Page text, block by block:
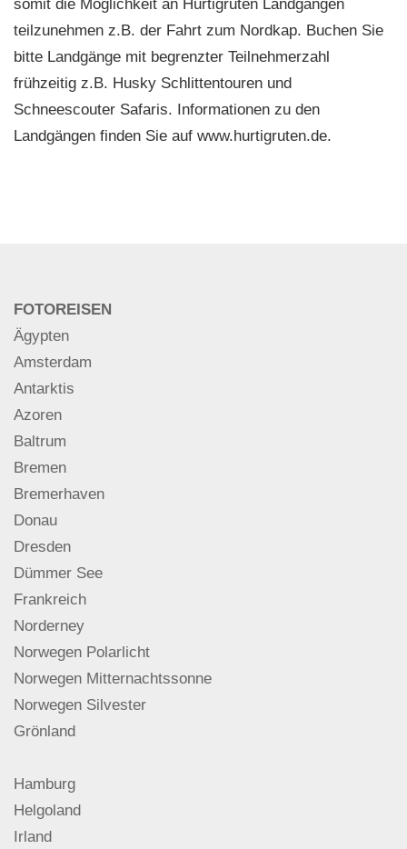
somit die Möglichkeit an Hurtigruten Landgängen
teilzunehmen z.B. der Fahrt zum Nordkap. Buchen Sie
bitte Landgänge mit begrenzter Teilnehmerzahl
frühzeitig z.B. Husky Schlittentouren und
Schneescouter Safaris. Informationen zu den
Landgängen finden Sie auf www.hurtigruten.de.
FOTOREISEN
Ägypten
Amsterdam
Antarktis
Azoren
Baltrum
Bremen
Bremerhaven
Donau
Dresden
Dümmer See
Frankreich
Norderney
Norwegen Polarlicht
Norwegen Mitternachtssonne
Norwegen Silvester
Grönland
Hamburg
Helgoland
Irland